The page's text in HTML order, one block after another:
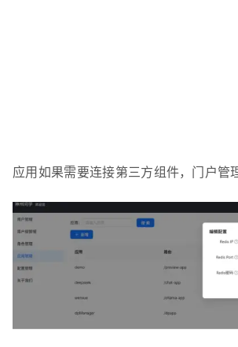
应用如果需要连接第三方组件，门户